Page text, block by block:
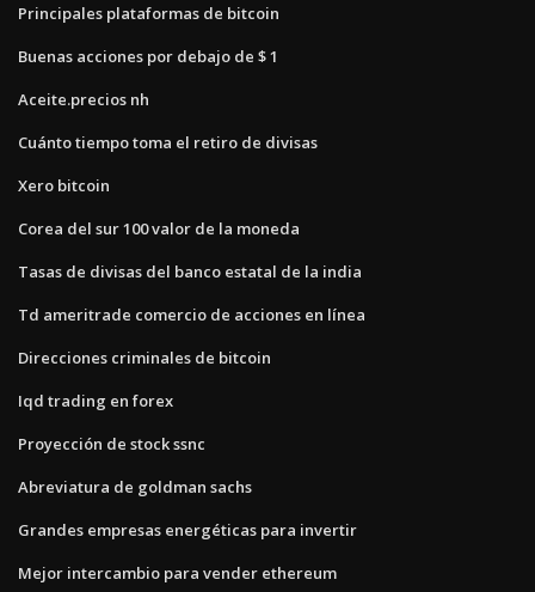
Principales plataformas de bitcoin
Buenas acciones por debajo de $ 1
Aceite.precios nh
Cuánto tiempo toma el retiro de divisas
Xero bitcoin
Corea del sur 100 valor de la moneda
Tasas de divisas del banco estatal de la india
Td ameritrade comercio de acciones en línea
Direcciones criminales de bitcoin
Iqd trading en forex
Proyección de stock ssnc
Abreviatura de goldman sachs
Grandes empresas energéticas para invertir
Mejor intercambio para vender ethereum